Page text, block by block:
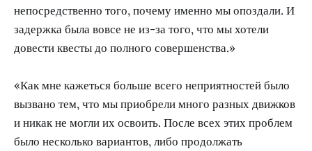
непосредственно того, почему именно мы опоздали. И
задержка была вовсе не из-за того, что мы хотели
довести квесты до полного совершенства.»
«Как мне кажеться больше всего неприятностей было
вызвано тем, что мы приобрели много разных движков
и никак не могли их освоить. После всех этих проблем
было несколько вариантов, либо продолжать